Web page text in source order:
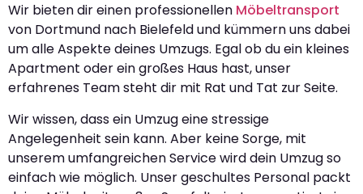
Wir bieten dir einen professionellen Möbeltransport
von Dortmund nach Bielefeld und kümmern uns dabei
um alle Aspekte deines Umzugs. Egal ob du ein kleines
Apartment oder ein großes Haus hast, unser
erfahrenes Team steht dir mit Rat und Tat zur Seite.
Wir wissen, dass ein Umzug eine stressige
Angelegenheit sein kann. Aber keine Sorge, mit
unserem umfangreichen Service wird dein Umzug so
einfach wie möglich. Unser geschultes Personal packt